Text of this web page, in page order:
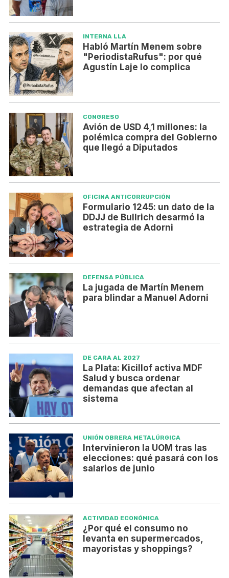
INTERNA LLA
Habló Martín Menem sobre
"PeriodistaRufus": por qué
Agustín Laje lo complica
CONGRESO
Avión de USD 4,1 millones: la
polémica compra del Gobierno
que llegó a Diputados
OFICINA ANTICORRUPCIÓN
Formulario 1245: un dato de la
DDJJ de Bullrich desarmó la
estrategia de Adorni
DEFENSA PÚBLICA
La jugada de Martín Menem
para blindar a Manuel Adorni
DE CARA AL 2027
La Plata: Kicillof activa MDF
Salud y busca ordenar
demandas que afectan al
sistema
UNIÓN OBRERA METALÚRGICA
Intervinieron la UOM tras las
elecciones: qué pasará con los
salarios de junio
ACTIVIDAD ECONÓMICA
¿Por qué el consumo no
levanta en supermercados,
mayoristas y shoppings?